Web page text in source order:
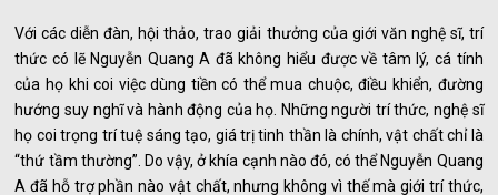
Với các diễn đàn, hội thảo, trao giải thưởng của giới văn nghệ sĩ, trí
thức có lẽ Nguyễn Quang A đã không hiểu được về tâm lý, cá tính
của họ khi coi việc dùng tiền có thể mua chuộc, điều khiển, đường
hướng suy nghĩ và hành động của họ. Những người trí thức, nghệ sĩ
họ coi trọng trí tuệ sáng tạo, giá trị tinh thần là chính, vật chất chỉ là
“thứ tầm thường”. Do vậy, ở khía cạnh nào đó, có thể Nguyễn Quang
A đã hỗ trợ phần nào vật chất, nhưng không vì thế mà giới trí thức,